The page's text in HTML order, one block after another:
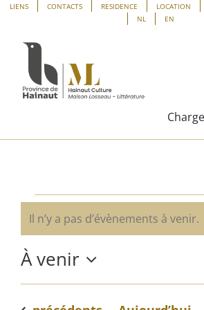
Panneau de gestion des cookies
Passer
contenu
LIENS CONTACTS RESIDENCE LOCATION
NL
EN
Évènements
Notice
Il n’y a pas d’évènements à venir.
À venir
Sélectionnez